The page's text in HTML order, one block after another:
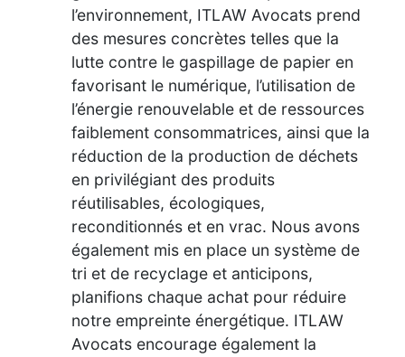
l’environnement, ITLAW Avocats prend
des mesures concrètes telles que la
lutte contre le gaspillage de papier en
favorisant le numérique, l’utilisation de
l’énergie renouvelable et de ressources
faiblement consommatrices, ainsi que la
réduction de la production de déchets
en privilégiant des produits
réutilisables, écologiques,
reconditionnés et en vrac. Nous avons
également mis en place un système de
tri et de recyclage et anticipons,
planifions chaque achat pour réduire
notre empreinte énergétique. ITLAW
Avocats encourage également la